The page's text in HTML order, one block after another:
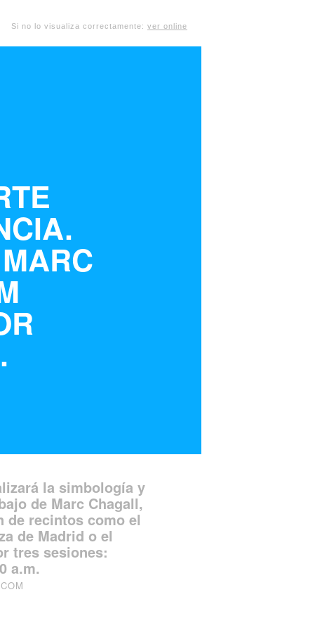
Si no lo visualiza correctamente: ver online
la simbología y
de Marc Chagall,
de recintos como el
de Madrid o el
tres sesiones:
a.m.